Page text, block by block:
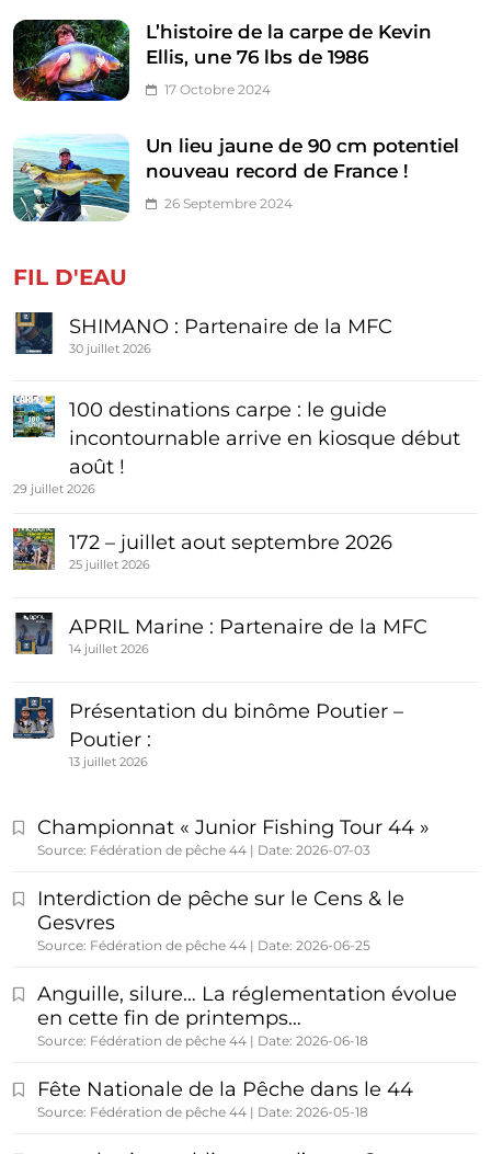
L’histoire de la carpe de Kevin
Ellis, une 76 lbs de 1986
17 Octobre 2024
Un lieu jaune de 90 cm potentiel
nouveau record de France !
26 Septembre 2024
FIL D'EAU
SHIMANO : Partenaire de la MFC
30 juillet 2026
100 destinations carpe : le guide
incontournable arrive en kiosque début
août !
29 juillet 2026
172 – juillet aout septembre 2026
25 juillet 2026
APRIL Marine : Partenaire de la MFC
14 juillet 2026
Présentation du binôme Poutier –
Poutier :
13 juillet 2026
Championnat « Junior Fishing Tour 44 »
Source: Fédération de pêche 44 Date: 2026-07-03
Interdiction de pêche sur le Cens & le
Gesvres
Source: Fédération de pêche 44 Date: 2026-06-25
Anguille, silure… La réglementation évolue
en cette fin de printemps…
Source: Fédération de pêche 44 Date: 2026-06-18
Fête Nationale de la Pêche dans le 44
Source: Fédération de pêche 44 Date: 2026-05-18